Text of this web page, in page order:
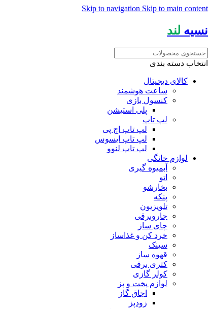
Skip to navigation Skip to main content
نسیه لند
انتخاب دسته بندی
کالای دیجیتال
ساعت هوشمند
کنسول بازی
پلی استیشن
لپ تاپ
لپ تاپ اچ پی
لپ تاپ ایسوس
لپ تاپ لنوو
لوازم خانگی
آبمیوه گیری
اتو
بخارشو
پنکه
تلویزیون
جاروبرقی
چای ساز
خرد کن و غذاساز
سینک
قهوه ساز
کتری برقی
کولر گازی
لوازم پخت و پز
اجاق گاز
زودپز